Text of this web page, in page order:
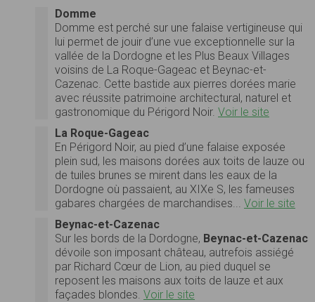
Domme
Domme est perché sur une falaise vertigineuse qui
lui permet de jouir d’une vue exceptionnelle sur la
vallée de la Dordogne et les Plus Beaux Villages
voisins de La Roque-Gageac et Beynac-et-
Cazenac. Cette bastide aux pierres dorées marie
avec réussite patrimoine architectural, naturel et
gastronomique du Périgord Noir. Voir le site
La Roque-Gageac
En Périgord Noir, au pied d’une falaise exposée
plein sud, les maisons dorées aux toits de lauze ou
de tuiles brunes se mirent dans les eaux de la
Dordogne où passaient, au XIXe S, les fameuses
gabares chargées de marchandises... Voir le site
Beynac-et-Cazenac
Sur les bords de la Dordogne, Beynac-et-Cazenac
dévoile son imposant château, autrefois assiégé
par Richard Cœur de Lion, au pied duquel se
reposent les maisons aux toits de lauze et aux
façades blondes. Voir le site